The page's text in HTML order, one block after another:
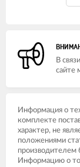
В
сайте
Информация о
комплекте
характер, не
положениями
производителем
Информацию о